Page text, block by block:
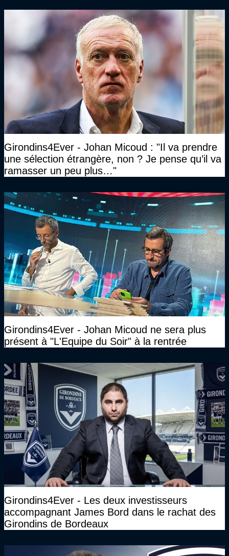
Girondins4Ever - Johan Micoud : "Il va prendre
une sélection étrangère, non ? Je pense qu’il va
ramasser un peu plus…"
Girondins4Ever - Johan Micoud ne sera plus
présent à "L'Equipe du Soir" à la rentrée
Girondins4Ever - Les deux investisseurs
accompagnant James Bord dans le rachat des
Girondins de Bordeaux